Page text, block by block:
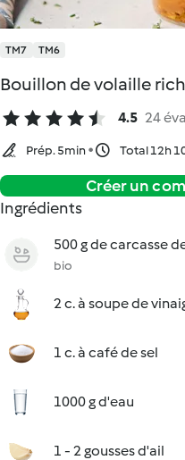
TM7 TM6
Bouillon de volaille
4.5 24
Prép. 5min Total 12h
Créer un
Ingrédients
500 g de carcasse
bio
2 c. à soupe de
1 c. à café de sel
1000 g d'eau
1 - 2 gousses d'ail